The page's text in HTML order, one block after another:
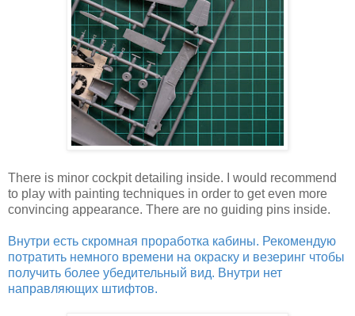
There is minor cockpit detailing inside. I would recommend
to play with painting techniques in order to get even more
convincing appearance. There are no guiding pins inside.
Внутри есть скромная проработка кабины. Рекомендую
потратить немного времени на окраску и везеринг чтобы
получить более убедительный вид. Внутри нет
направляющих штифтов.